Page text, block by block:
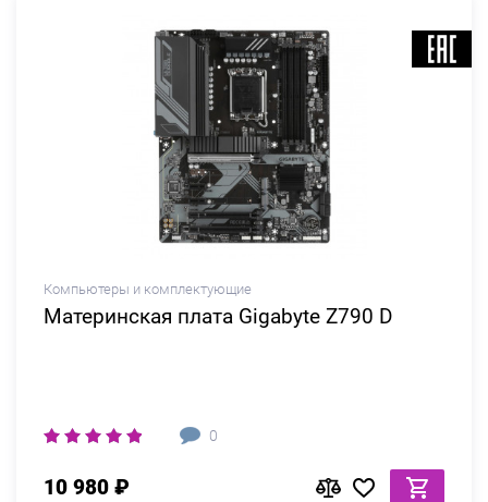
Компьютеры и комплектующие
Материнская плата Gigabyte Z790 D
0
10 980 ₽